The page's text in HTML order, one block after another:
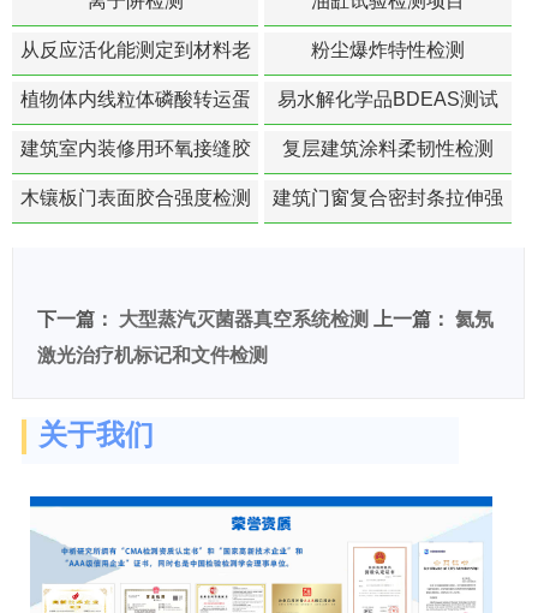
从反应活化能测定到材料老
化寿命预测的经典模型
粉尘爆炸特性检测
植物体内线粒体磷酸转运蛋
白活性检测
易水解化学品BDEAS测试
建筑室内装修用环氧接缝胶
苯含量检测
复层建筑涂料柔韧性检测
木镶板门表面胶合强度检测
建筑门窗复合密封条拉伸强
下一篇： 大型蒸汽灭菌器真空系统检测 上一篇： 氦氖
激光治疗机标记和文件检测
关于我们